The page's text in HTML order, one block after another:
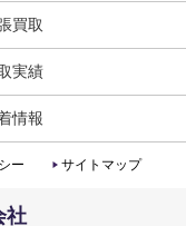
買取
実績
情報
ー サイトマップ
社